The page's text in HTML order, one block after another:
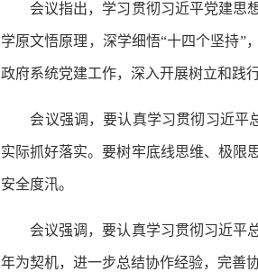
会议指出，学习贯彻习近平党建思想
学原文悟原理，深学细悟“十四个坚持”
政府系统党建工作，深入开展树立和践
会议强调，要认真学习贯彻习近平总
实际抓好落实。要树牢底线思维、极限
安全度汛。
会议强调，要认真学习贯彻习近平总
年为契机，进一步总结协作经验，完善